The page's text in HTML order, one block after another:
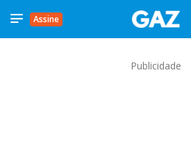
Assine
Publicidade